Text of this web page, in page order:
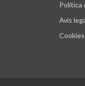
Política
Avís
Cookies